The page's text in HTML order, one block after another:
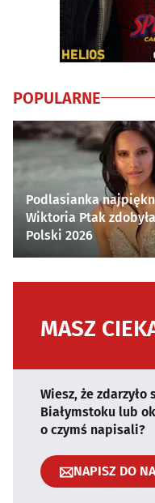
POPULARNE
Podlasianka
Wiktoria Ptak
Polski 2026
MASZ
Wiesz, że
Białymstoku lub
o czymś napisali?
NAPISZ DO